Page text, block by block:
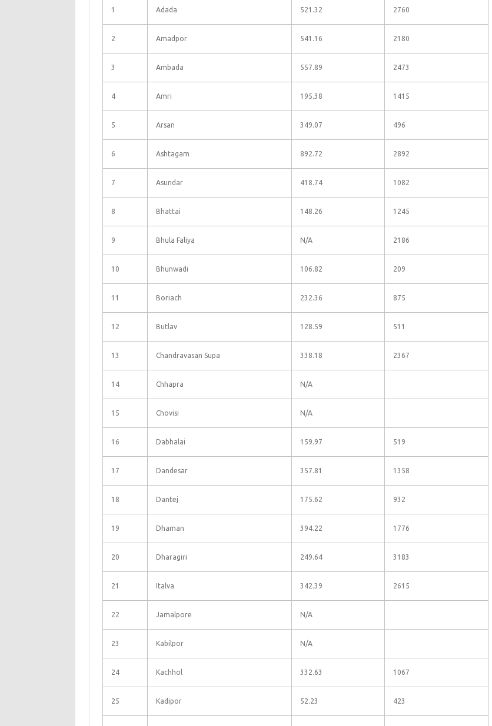
1 Adada 521.32 2760
2 Amadpor 541.16 2180
3 Ambada 557.89 2473
4 Amri 195.38 1415
5 Arsan 349.07 496
6 Ashtagam 892.72 2892
7 Asundar 418.74 1082
8 Bhattai 148.26 1245
9 Bhula Faliya N/A 2186
10 Bhunwadi 106.82 209
11 Boriach 232.36 875
12 Butlav 128.59 511
13 Chandravasan Supa 338.18 2367
14 Chhapra N/A
15 Chovisi N/A
16 Dabhalai 159.97 519
17 Dandesar 357.81 1358
18 Dantej 175.62 932
19 Dhaman 394.22 1776
20 Dharagiri 249.64 3183
21 Italva 342.39 2615
22 Jamalpore N/A
23 Kabilpor N/A
24 Kachhol 332.63 1067
25 Kadipor 52.23 423